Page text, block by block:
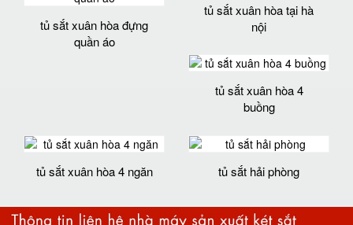
tủ sắt xuân hòa đựng
quần áo
tủ sắt xuân hòa tại hà
nội
tủ sắt xuân hòa 4
buồng
tủ sắt xuân hòa 4 ngăn tủ sắt hải phòng